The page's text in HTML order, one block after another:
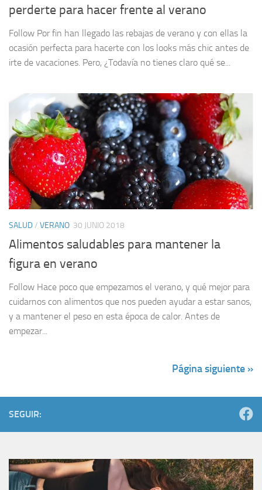
perderte para hacer frente al verano
Follow Por fin han llegado las rebajas de verano y con ellas la
ocasión perfecta para hacerte con los looks más chic antes de
irte de vacaciones. Pero, ¿Todavía no tienes claro qué se...
SALUD/ VERANO 30 JUNIO 2018
Alimentos saludables para mantener la
figura en verano
Follow Hace poco que empezamos el verano, y qué mejor para
cuidarnos con alimentos que nos pueden ayudar a estar sanos,
y a mantener el peso en esta época de calor. Antes de
empezar...
Página siguiente »
SEGUIR: